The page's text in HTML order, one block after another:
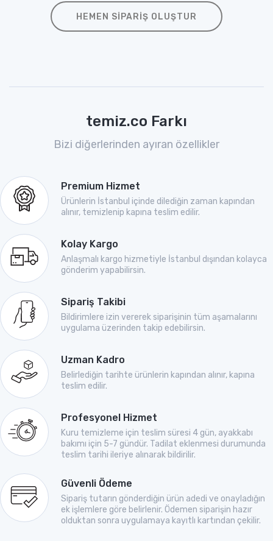
HEMEN SIPARIŞ OLUŞTUR
temiz.co Farkı
Bizi diğerlerinden ayıran özellikler
Premium Hizmet
Ürünlerin İstanbul içinde dilediğin zaman kapından
alınır, temizlenip kapına teslim edilir.
Kolay Kargo
Anlaşmalı kargo hizmetiyle İstanbul dışından kolayca
gönderim yapabilirsin.
Sipariş Takibi
Bildirimlere izin vererek siparişinin tüm aşamalarını
uygulama üzerinden takip edebilirsin.
Uzman Kadro
Belirlediğin tarihte ürünlerin kapından alınır, kapına
teslim edilir.
Profesyonel Hizmet
Kuru temizleme için teslim süresi 4 gün, ayakkabı
bakımı için 5-7 gündür. Tadilat eklenmesi durumunda
teslim tarihi ileriye alınarak bildirilir.
Güvenli Ödeme
Sipariş tutarın gönderdiğin ürün adedi ve onayladığın
ek işlemlere göre belirlenir. Ödemen siparişin hazır
olduktan sonra uygulamaya kayıtlı kartından çekilir.